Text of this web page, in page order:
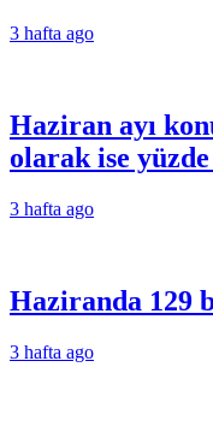
3 hafta ago
Haziran ayı
olarak ise yüzde
3 hafta ago
Haziranda 129
3 hafta ago